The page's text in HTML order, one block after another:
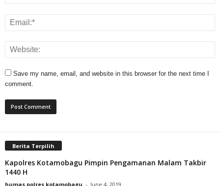
Save my name, email, and website in this browser for the next time I
comment.
Berita Terpilih
Kapolres Kotamobagu Pimpin Pengamanan Malam Takbir
1440 H
humas polres kotamobagu - June 4, 2019